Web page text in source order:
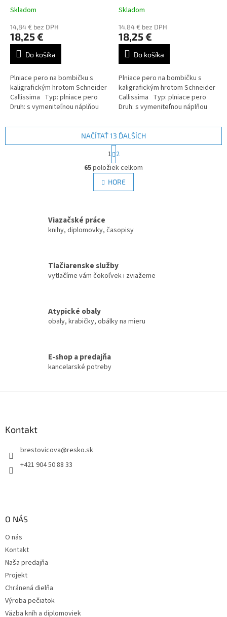
1,8 MM
Skladom
14,84 € bez DPH
18,25 €
Do košíka
Plniace pero na bombičku s
kaligrafickým hrotom Schneider
Callissima Typ: plniace pero
Druh: s vymeniteľnou náplňou
blue ...
1,5 MM
Skladom
14,84 € bez DPH
18,25 €
Do košíka
Plniace pero na bombičku s
kaligrafickým hrotom Schneider
Callissima Typ: plniace pero
Druh: s vymeniteľnou náplňou
blue ...
O
v
l
á
i
v
k
i
NAČÍTAŤ 13 ĎALŠÍCH
t
r
á
n
k
n
i
1 2
65položiek celkom
HORE
Viazačské práce
knihy, diplomovky, časopisy
Tlačiarenske služby
vytlačíme vám čokoľvek i zviažeme
Atypické obaly
obaly, krabičky, obálky na mieru
E-shop a predajňa
kancelarské potreby
Kontakt
brestovicova@resko.sk
+421 904 50 88 33
O NÁS
O nás
Kontakt
Naša predajňa
Projekt
Chránená dielňa
Výroba pečiatok
Väzba kníh a diplomoviek